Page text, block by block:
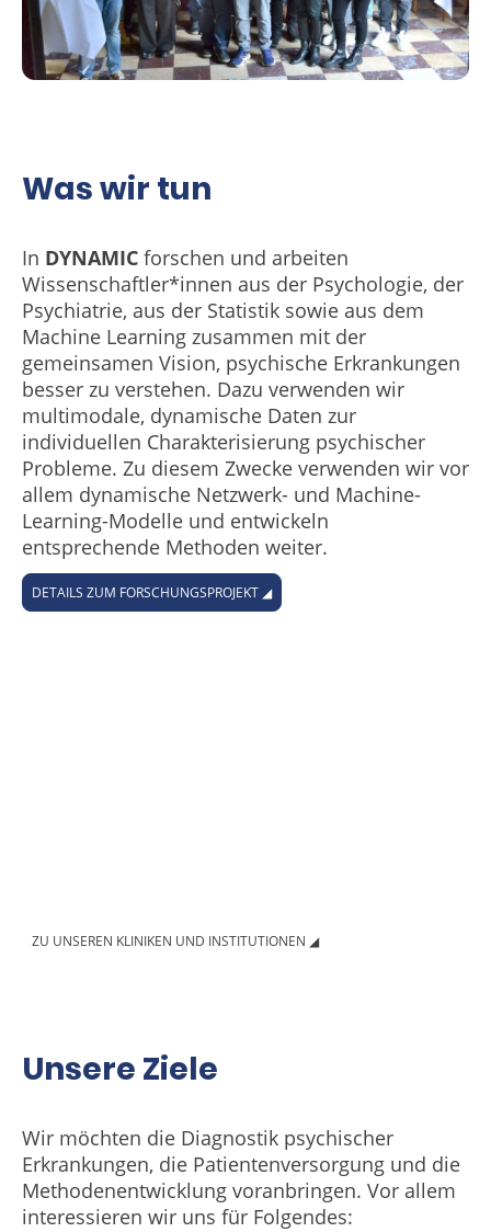
Was wir tun
In DYNAMIC forschen und arbeiten
Wissenschaftler*innen aus der Psychologie, der
Psychiatrie, aus der Statistik sowie aus dem
Machine Learning zusammen mit der
gemeinsamen Vision, psychische Erkrankungen
besser zu verstehen. Dazu verwenden wir
multimodale, dynamische Daten zur
individuellen Charakterisierung psychischer
Probleme. Zu diesem Zwecke verwenden wir vor
allem dynamische Netzwerk- und Machine-
Learning-Modelle und entwickeln
entsprechende Methoden weiter.
DETAILS ZUM FORSCHUNGSPROJEKT ◢
ZU UNSEREN KLINIKEN UND INSTITUTIONEN ◢
Unsere Ziele
Wir möchten die Diagnostik psychischer
Erkrankungen, die Patientenversorgung und die
Methodenentwicklung voranbringen. Vor allem
interessieren wir uns für Folgendes: